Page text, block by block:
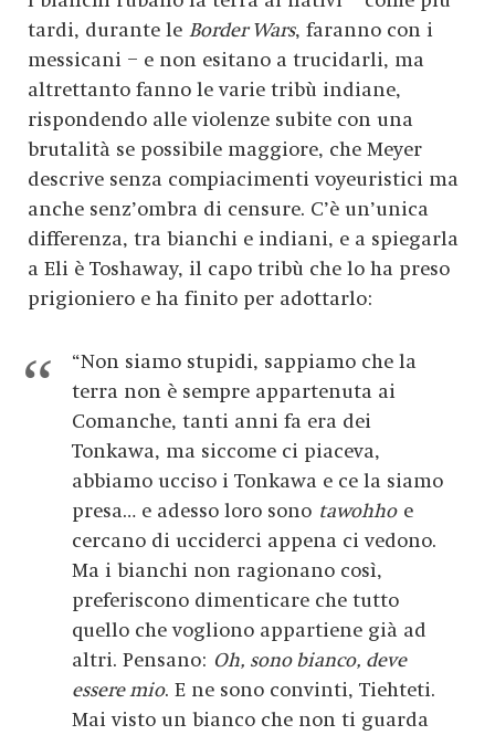
tardi, durante le Border Wars, faranno con i
messicani – e non esitano a trucidarli, ma
altrettanto fanno le varie tribù indiane,
rispondendo alle violenze subite con una
brutalità se possibile maggiore, che Meyer
descrive senza compiacimenti voyeuristici ma
anche senz’ombra di censure. C’è un’unica
differenza, tra bianchi e indiani, e a spiegarla
a Eli è Toshaway, il capo tribù che lo ha preso
prigioniero e ha finito per adottarlo:
“Non siamo stupidi, sappiamo che la
terra non è sempre appartenuta ai
Comanche, tanti anni fa era dei
Tonkawa, ma siccome ci piaceva,
abbiamo ucciso i Tonkawa e ce la siamo
presa… e adesso loro sono tawohhoe
cercano di ucciderci appena ci vedono.
Ma i bianchi non ragionano così,
preferiscono dimenticare che tutto
quello che vogliono appartiene già ad
altri. Pensano: Oh, sono bianco, deve
essere mio. E ne sono convinti, Tiehteti.
Mai visto un bianco che non ti guarda